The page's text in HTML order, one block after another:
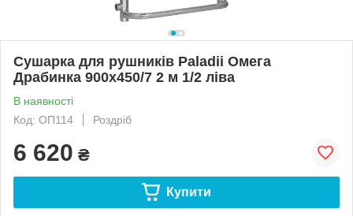
Сушарка для рушників Paladii Омега
Драбинка 900х450/7 2 м 1/2 ліва
В наявності
Код: ОП114
Роздріб
6 620 ₴
Купити